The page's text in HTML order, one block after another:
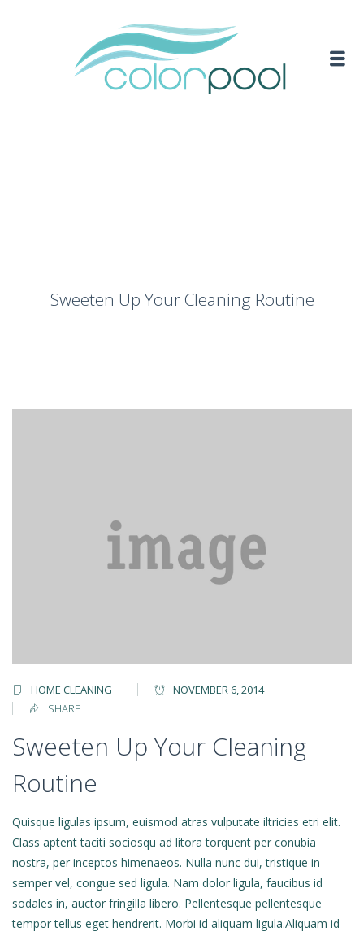
Sweeten Up Your Cleaning Routine
HOME CLEANING
NOVEMBER 6, 2014
SHARE
Sweeten Up Your Cleaning
Routine
Quisque ligulas ipsum, euismod atras vulputate iltricies etri elit.
Class aptent taciti sociosqu ad litora torquent per conubia
nostra, per inceptos himenaeos. Nulla nunc dui, tristique in
semper vel, congue sed ligula. Nam dolor ligula, faucibus id
sodales in, auctor fringilla libero. Pellentesque pellentesque
tempor tellus eget hendrerit. Morbi id aliquam ligula.Aliquam id